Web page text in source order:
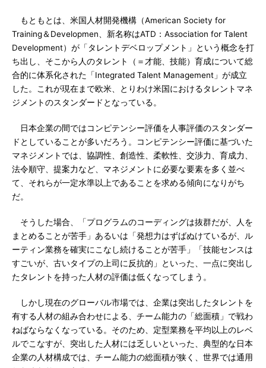
もともとは、米国人材開発機構（American Society for
Training＆Developmen、新名称はATD：Association for Talent
Development）が「タレントデベロップメント」という概念を打
ち出し、そこから人のタレント（＝才能、技能）育成について総
合的に体系化された「Integrated Talent Management」が成立
した。これが現在まで欧米、とりわけ米国におけるタレントマネ
ジメントのスタンダードとなっている。
日本企業の間ではコンピテンシー評価を人事評価のスタンダー
ドとしていることが多いだろう。コンピテンシー評価に基づいた
マネジメントでは、協調性、創造性、柔軟性、交渉力、育成力、
法令順守、提案力など、マネジメントに必要な要素を多く並べ
て、それらが一定水準以上であることを求める傾向になりがち
だ。
そうした場合、「プログラムのコーディングは抜群だが、人を
まとめることが苦手」あるいは「発想力はずばぬけているが、ル
ーティン業務を確実にこなし続けることが苦手」「技能センスは
すごいが、古いタイプの上司に反抗的」といった、一点に突出し
たタレントを持った人材の評価は低くなってしまう。
しかし現在のグローバル市場では、企業は突出したタレントを
有する人材の組み合わせによる、チーム能力の「総面積」で戦わ
ねばならなくなっている。そのため、定型業務を平均以上のレベ
ルでこなすが、突出した人材には乏しいといった、典型的な日本
企業の人材構成では、チーム能力の総面積が狭く、世界では通用